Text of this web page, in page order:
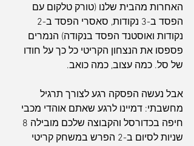
האחרות מהבית שלנו (טורק טלקום עם
נקודות ואוסטנד הפסד בנקודה) הנמרים
פספסו את הנצחון הקריטי כל כך על חודו
של סל. כמה עצוב, כמה כואב.
אבל נעשה הפסקה רגע לצורך תרגיל
מחשבתי: דמיינו לרגע שאתם אוהדי מכבי
שניות לסיום ב-2 הפרש במשחק קריטי